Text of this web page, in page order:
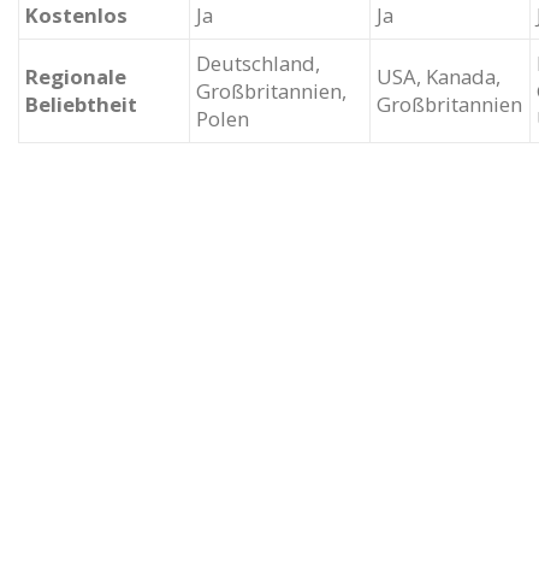
Kostenlos Ja Ja
Regionale
Beliebtheit
Deutschland,
Großbritannien,
Polen
USA, Kanada,
Großbritannien